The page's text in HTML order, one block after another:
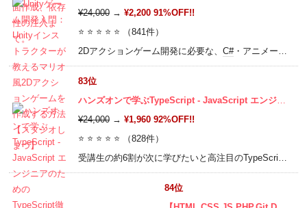
¥24,000→ ¥2,200 91%OFF!!
⭐ ⭐ ⭐ ⭐ ⭐ （841件）
2Dアクションゲーム開発に必要な、 C#・アニメーション・当たり判定など総合的なUnityの力がこれ一本で身につく完全攻略版。 自分の Gameを世界に向けて発信しよう！
83位
ハンズオンで学ぶTypeScript - JavaScript エンジニアのためのTypeScript徹底入門
¥24,000→ ¥1,960 92%OFF!!
⭐ ⭐ ⭐ ⭐ ⭐ （828件）
受講生の約6割が次に学びたいと高注目のTypeScript。Goに並ぶ人気、フロントエンド(React/Vue/Angular)やバックエンド(
84位